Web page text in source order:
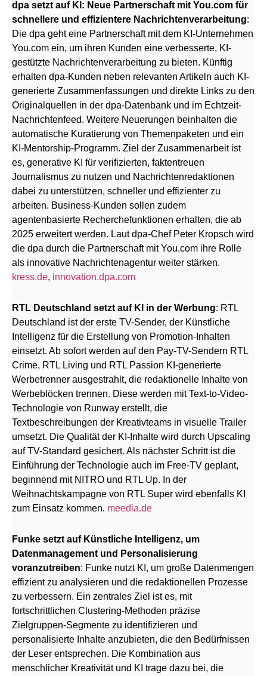
dpa setzt auf KI: Neue Partnerschaft mit You.com für
schnellere und effizientere Nachrichtenverarbeitung:
Die dpa geht eine Partnerschaft mit dem KI-Unternehmen
You.com ein, um ihren Kunden eine verbesserte, KI-
gestützte Nachrichtenverarbeitung zu bieten. Künftig
erhalten dpa-Kunden neben relevanten Artikeln auch KI-
generierte Zusammenfassungen und direkte Links zu den
Originalquellen in der dpa-Datenbank und im Echtzeit-
Nachrichtenfeed. Weitere Neuerungen beinhalten die
automatische Kuratierung von Themenpaketen und ein
KI-Mentorship-Programm. Ziel der Zusammenarbeit ist
es, generative KI für verifizierten, faktentreuen
Journalismus zu nutzen und Nachrichtenredaktionen
dabei zu unterstützen, schneller und effizienter zu
arbeiten. Business-Kunden sollen zudem
agentenbasierte Recherchefunktionen erhalten, die ab
2025 erweitert werden. Laut dpa-Chef Peter Kropsch wird
die dpa durch die Partnerschaft mit You.com ihre Rolle
als innovative Nachrichtenagentur weiter stärken.
kress.de, innovation.dpa.com
RTL Deutschland setzt auf KI in der Werbung: RTL
Deutschland ist der erste TV-Sender, der Künstliche
Intelligenz für die Erstellung von Promotion-Inhalten
einsetzt. Ab sofort werden auf den Pay-TV-Sendern RTL
Crime, RTL Living und RTL Passion KI-generierte
Werbetrenner ausgestrahlt, die redaktionelle Inhalte von
Werbeblöcken trennen. Diese werden mit Text-to-Video-
Technologie von Runway erstellt, die
Textbeschreibungen der Kreativteams in visuelle Trailer
umsetzt. Die Qualität der KI-Inhalte wird durch Upscaling
auf TV-Standard gesichert. Als nächster Schritt ist die
Einführung der Technologie auch im Free-TV geplant,
beginnend mit NITRO und RTL Up. In der
Weihnachtskampagne von RTL Super wird ebenfalls KI
zum Einsatz kommen. meedia.de
Funke setzt auf Künstliche Intelligenz, um
Datenmanagement und Personalisierung
voranzutreiben: Funke nutzt KI, um große Datenmengen
effizient zu analysieren und die redaktionellen Prozesse
zu verbessern. Ein zentrales Ziel ist es, mit
fortschrittlichen Clustering-Methoden präzise
Zielgruppen-Segmente zu identifizieren und
personalisierte Inhalte anzubieten, die den Bedürfnissen
der Leser entsprechen. Die Kombination aus
menschlicher Kreativität und KI trage dazu bei, die